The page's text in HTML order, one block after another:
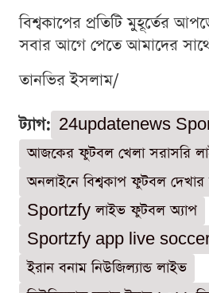
বিশ্বকাপের প্রতিটি মুহূর্তের
সবার আগে পেতে আমাদের
তানভির ইসলাম/
ট্যাগ: 24updatenews
আজকের ফুটবল খেলা সরাসরি
অনলাইনে বিশ্বকাপ ফুটবল
Sportzfy লাইভ ফুটবল অ্যাপ
Sportzfy app live
ইরান বনাম নিউজিল্যান্ড লাইভ